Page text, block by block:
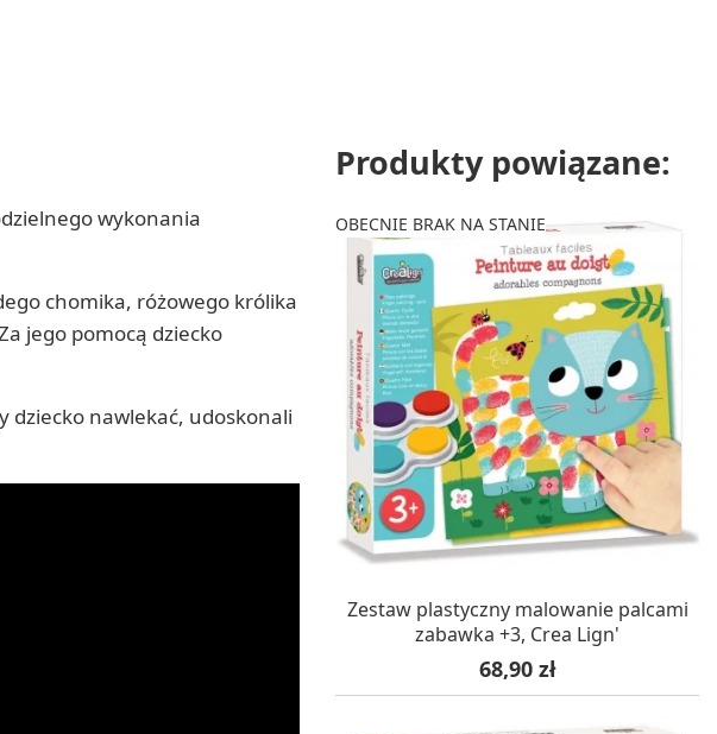
wykonania
chomika, różowego królika
jego pomocą dziecko
dziecko nawlekać, udoskonali
Produkty powiązane:
OCZEKUJEMY NA DOSTAWĘ
Zestaw plastyczny malowanie palcami
zabawka +3, Crea Lign'
Cena
68,90 zł
OBECNIE BRAK NA STANIE